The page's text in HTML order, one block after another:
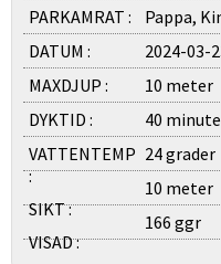
PARKAMRAT :
Pappa,
DATUM :
2024-03-
MAXDJUP :
10 meter
DYKTID :
40
VATTENTEMP
:
24 grader
SIKT :
10 meter
VISAD :
166 ggr